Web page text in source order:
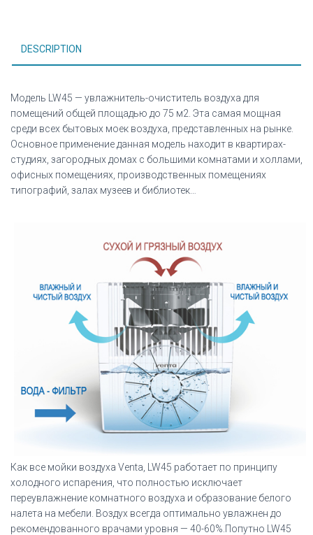
DESCRIPTION
Модель LW45 — увлажнитель-очиститель воздуха для
помещений общей площадью до 75 м2. Эта самая мощная
среди всех бытовых моек воздуха, представленных на рынке.
Основное применение данная модель находит в квартирах-
студиях, загородных домах с большими комнатами и холлами,
офисных помещениях, производственных помещениях
типографий, залах музеев и библиотек…
Как все мойки воздуха Venta, LW45 работает по принципу
холодного испарения, что полностью исключает
переувлажнение комнатного воздуха и образование белого
налета на мебели. Воздух всегда оптимально увлажнен до
рекомендованного врачами уровня — 40-60%.Попутно LW45